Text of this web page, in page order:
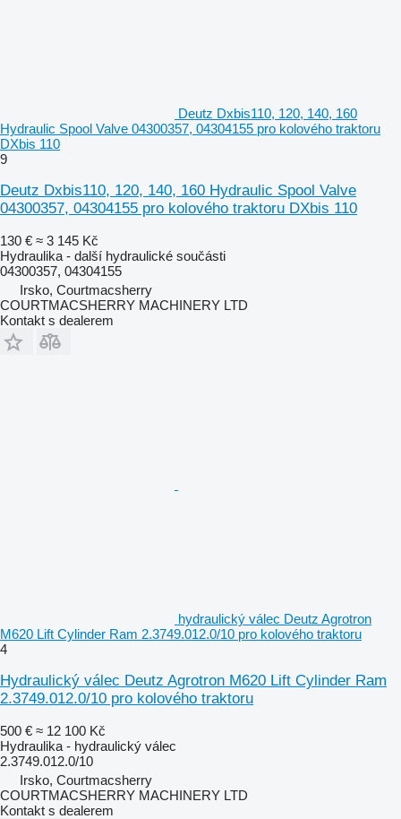
Deutz Dxbis110, 120, 140, 160
Hydraulic Spool Valve 04300357, 04304155 pro kolového traktoru
DXbis 110
9
Deutz Dxbis110, 120, 140, 160 Hydraulic Spool Valve
04300357, 04304155 pro kolového traktoru DXbis 110
130 € ≈ 3 145 Kč
Hydraulika - další hydraulické součásti
04300357, 04304155
Irsko, Courtmacsherry
COURTMACSHERRY MACHINERY LTD
Kontakt s dealerem
hydraulický válec Deutz Agrotron
M620 Lift Cylinder Ram 2.3749.012.0/10 pro kolového traktoru
4
Hydraulický válec Deutz Agrotron M620 Lift Cylinder Ram
2.3749.012.0/10 pro kolového traktoru
500 € ≈ 12 100 Kč
Hydraulika - hydraulický válec
2.3749.012.0/10
Irsko, Courtmacsherry
COURTMACSHERRY MACHINERY LTD
Kontakt s dealerem